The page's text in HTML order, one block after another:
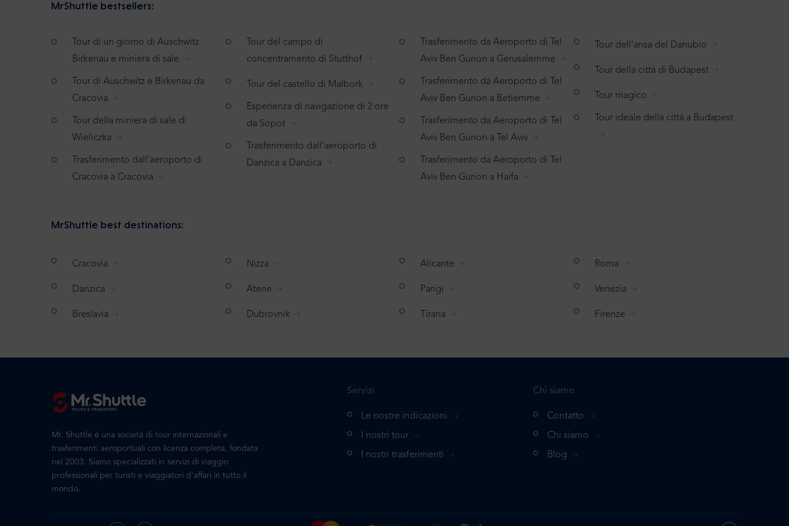
MrShuttle bestsellers:
Tour di un giorno di Auschwitz
Birkenau e miniera di sale
Tour di Auschwitz e Birkenau da
Cracovia
Tour della miniera di sale di
Wieliczka
Trasferimento dall’aeroporto di
Cracovia a Cracovia
Tour del campo di
concentramento di Stutthof
Tour del castello di Malbork
Esperienza di navigazione di 2 ore
da Sopot
Trasferimento dall’aeroporto di
Danzica a Danzica
Trasferimento da Aeroporto di Tel
Aviv Ben Gurion a Gerusalemme
Trasferimento da Aeroporto di Tel
Aviv Ben Gurion a Betlemme
Trasferimento da Aeroporto di Tel
Aviv Ben Gurion a Tel Aviv
Trasferimento da Aeroporto di Tel
Aviv Ben Gurion a Haifa
Tour dell’ansa del Danubio
Tour della città di Budapest
Tour magico
Tour ideale della città a Budapest
MrShuttle best destinations:
Cracovia
Danzica
Breslavia
Nizza
Atene
Dubrovnik
Alicante
Parigi
Tirana
Roma
Venezia
Firenze
Mr. Shuttle è una società di tour internazionali e
trasferimenti aeroportuali con licenza completa, fondata
nel 2003. Siamo specializzati in servizi di viaggio
professionali per turisti e viaggiatori d'affari in tutto il
mondo.
Servizi
Le nostre indicazioni
I nostri tour
I nostri trasferimenti
Chi siamo
Contatto
Chi siamo
Blog